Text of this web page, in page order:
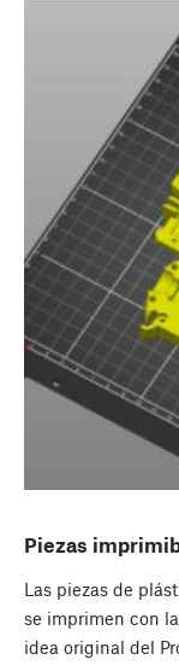
Piezas
Las piezas de
se imprimen con
idea original del